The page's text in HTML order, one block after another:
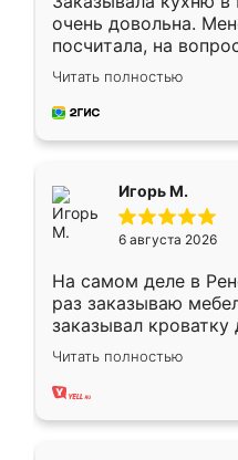
очень довольна.
посчитала, на
Замерщик приехал в
делу со всей
за день, ребята
Читать полностью
Игорь М.
6 августа 2026
На самом деле в
раз заказываю
заказывал кроватку
ребёнка при его
заказал шкаф-купе.
хорошее сборка
Читать полностью